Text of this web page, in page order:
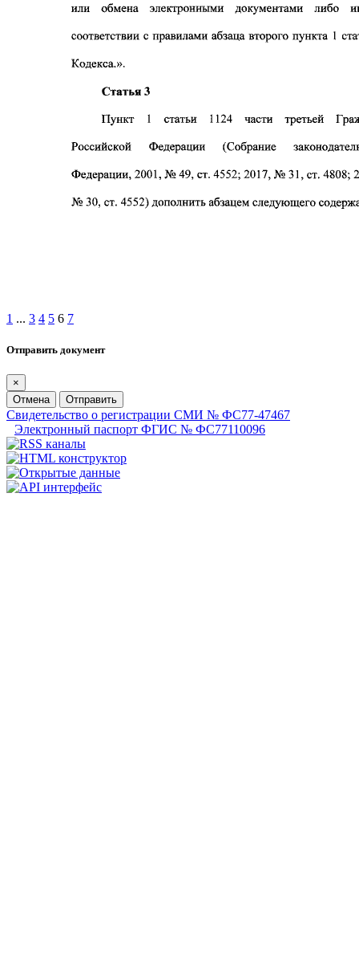
1 ... 3 4 5 6 7
Отправить документ
×
Отмена
Отправить
Свидетельство о регистрации СМИ № ФС77-47467
Электронный паспорт ФГИС № ФС77110096